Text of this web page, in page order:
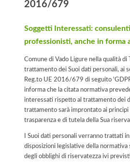
2016/679
Soggetti Interessati:
professionisti, anche in forma
Comune di Vado Ligure nella qualità di
trattamento dei Suoi dati personali, ai
Reg.to UE 2016/679 di seguito
informa che la citata normativa
interessati rispetto al trattamento dei
trattamento sarà improntato ai principi
trasparenza e di tutela della Sua
I Suoi dati personali verranno trattati
disposizioni legislative della normativa
degli obblighi di riservatezza ivi